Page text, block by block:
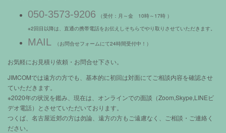
050-3573-9206
（受付：月～金 10時～17時 ）
※2回目以降は、直通の携帯電話をお伝えしそちらでやり取りさせていただきます。
MAIL （お問合せフォームにて24時間受付中！）
お気軽にお見積り依頼・お問合せ下さい。
JIMCOMでは遠方の方でも、基本的に初回は対面にてご相談内容を確認させ
ていただきます。
※2020年の状況を鑑み、現在は、オンラインでの面談（Zoom,Skype,LINEビ
デオ電話）とさせていただいております。
つくば、名古屋近郊の方は勿論、遠方の方もご遠慮なく、ご相談・ご連絡く
ださい。